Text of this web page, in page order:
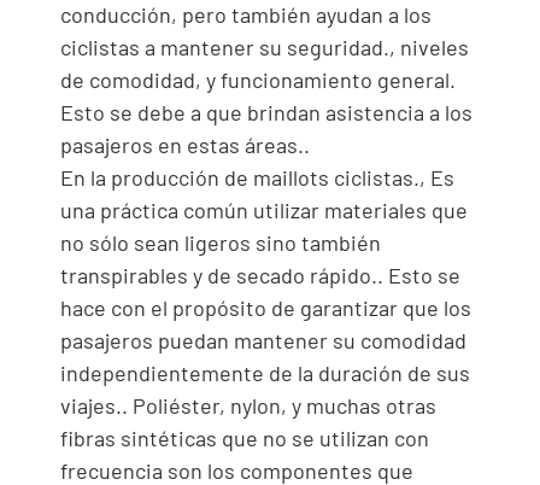
conducción, pero también ayudan a los
ciclistas a mantener su seguridad., niveles
de comodidad, y funcionamiento general.
Esto se debe a que brindan asistencia a los
pasajeros en estas áreas..
En la producción de maillots ciclistas., Es
una práctica común utilizar materiales que
no sólo sean ligeros sino también
transpirables y de secado rápido.. Esto se
hace con el propósito de garantizar que los
pasajeros puedan mantener su comodidad
independientemente de la duración de sus
viajes.. Poliéster, nylon, y muchas otras
fibras sintéticas que no se utilizan con
frecuencia son los componentes que